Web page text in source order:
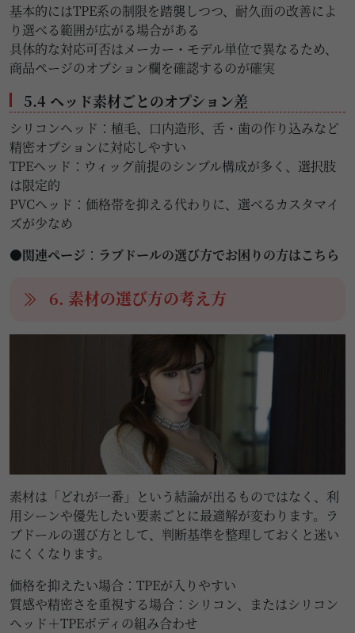
基本的にはTPE系の制限を踏襲しつつ、耐久面の改善によ
り選べる範囲が広がる場合がある
具体的な対応可否はメーカー・モデル単位で異なるため、
商品ページのオプション欄を確認するのが確実
5.4 ヘッド素材ごとのオプション差
シリコンヘッド：植毛、口内造形、舌・歯の作り込みなど
精密オプションに対応しやすい
TPEヘッド：ウィッグ前提のシンプル構成が多く、選択肢
は限定的
PVCヘッド：価格帯を抑える代わりに、選べるカスタマイ
ズが少なめ
●関連ページ ： ラブドールの選び方でお困りの方はこちら
6. 素材の選び方の考え方
素材は「どれが一番」という結論が出るものではなく、利
用シーンや優先したい要素ごとに最適解が変わります。ラ
ブドールの選び方として、判断基準を整理しておくと迷い
にくくなります。
価格を抑えたい場合：TPEが入りやすい
質感や精密さを重視する場合：シリコン、またはシリコン
ヘッド＋TPEボディの組み合わせ